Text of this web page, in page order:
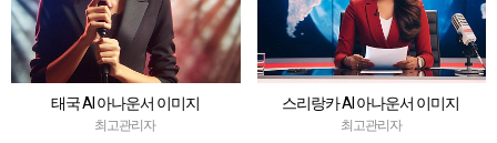
태국 AI 아나운서 이미지
최고관리자
스리랑카 AI 아나운서 이미지
최고관리자